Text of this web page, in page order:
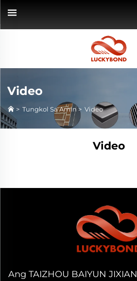
Video
> Tungkol Sa Amin> Video
Video
Ang TAIZHOU BAIYUN